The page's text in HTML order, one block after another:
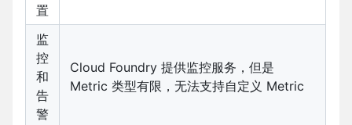
置
监
控
和
告
警
Cloud Foundry 提供监控服务，但是
Metric 类型有限，无法支持自定义 Metric